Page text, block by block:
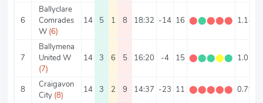
6
Ballyclare
Comrades
W (6)
14 5 1 8 18:32 -14 16 ⬤⬤⬤⬤⬤ 1.14
7
Ballymena
United W
(7)
14 3 6 5 16:20 -4 15 ⬤⬤⬤⬤⬤ 1.07
8
Craigavon
City (8)
14 3 2 9 14:37 -23 11 ⬤⬤⬤⬤⬤ 0.79